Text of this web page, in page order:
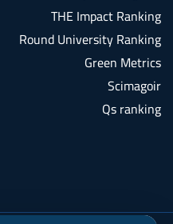
THE Impact Ranking
Round University Ranking
Green Metrics
Scimagoir
Qs ranking